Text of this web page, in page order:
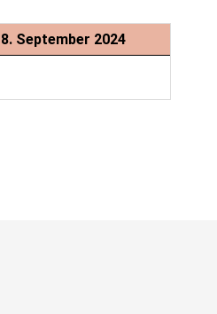
September 2024